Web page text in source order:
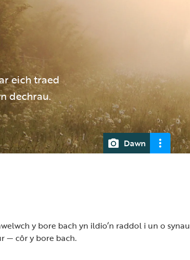
eich traed
dechrau.
Dawn
y bore bach yn ildio’n raddol i un o synau
— côr y bore bach.